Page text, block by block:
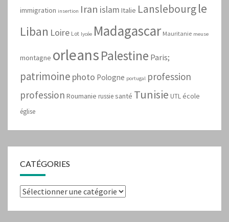
immigration insertion Iran islam Italie Lanslebourgle
Liban Loire Lot lycée Madagascar Mauritanie meuse
montagne orleansPalestine Paris;
patrimoine photo Pologne portugal profession
profession Roumanie russiesanté Tunisie UTLécole
église
CATÉGORIES
Catégories